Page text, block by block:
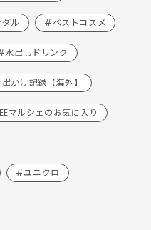
ル #ベストコスメ
水出しドリンク
かけ記録【海外】
マルシェのお気に入り
#ユニクロ